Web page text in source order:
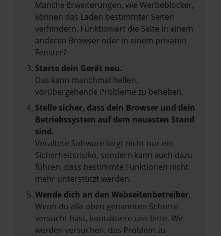
Manche Erweiterungen, wie Werbeblocker,
können das Laden bestimmter Seiten
verhindern. Funktioniert die Seite in einem
anderen Browser oder in einem privaten
Fenster?
Starte dein Gerät neu.
Das kann manchmal helfen,
vorübergehende Probleme zu beheben.
Stelle sicher, dass dein Browser und dein
Betriebssystem auf dem neuesten Stand
sind.
Veraltete Software birgt nicht nur ein
Sicherheitsrisiko, sondern kann auch dazu
führen, dass bestimmte Funktionen nicht
mehr unterstützt werden.
Wende dich an den Webseitenbetreiber.
Wenn du alle oben genannten Schritte
versucht hast, kontaktiere uns bitte. Wir
werden versuchen, das Problem zu